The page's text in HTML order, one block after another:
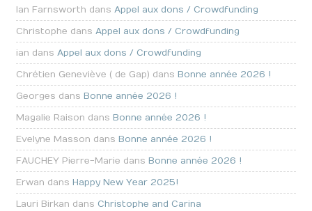
Ian Farnsworth dansAppel aux dons / Crowdfunding
Christophe dansAppel aux dons / Crowdfunding
ian dansAppel aux dons / Crowdfunding
Chrétien Geneviève ( de Gap) dansBonne année 2026 !
Georges dansBonne année 2026 !
Magalie Raison dansBonne année 2026 !
Evelyne Masson dansBonne année 2026 !
FAUCHEY Pierre-Marie dansBonne année 2026 !
Erwan dansHappy New Year 2025!
Lauri Birkan dans Christophe and Carina